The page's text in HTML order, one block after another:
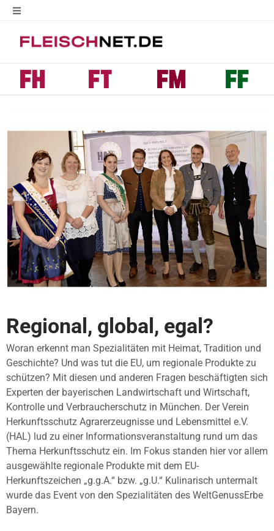
Regional, global, egal?
Woran erkennt man Spezialitäten mit Heimat, Tradition und
Geschichte? Und was tut die EU, um regionale Produkte zu
schützen? Mit diesen und anderen Fragen beschäftigten sich
Experten der bayerischen Landwirtschaft und Wirtschaft,
Kontrolle und Verbraucherschutz in München. Der Verein
Herkunftsschutz Agrarerzeugnisse und Lebensmittel e.V.
(HAL) lud zu einer Informationsveranstaltung rund um das
Thema Herkunftsschutz ein. Im Fokus standen hier vor allem
ausgewählte regionale Produkte mit dem EU-
Herkunftszeichen „g.g.A.“ bzw. „g.U.“ Kulinarisch untermalt
wurde das Event von den Spezialitäten des WeltGenussErbe
Bayern.